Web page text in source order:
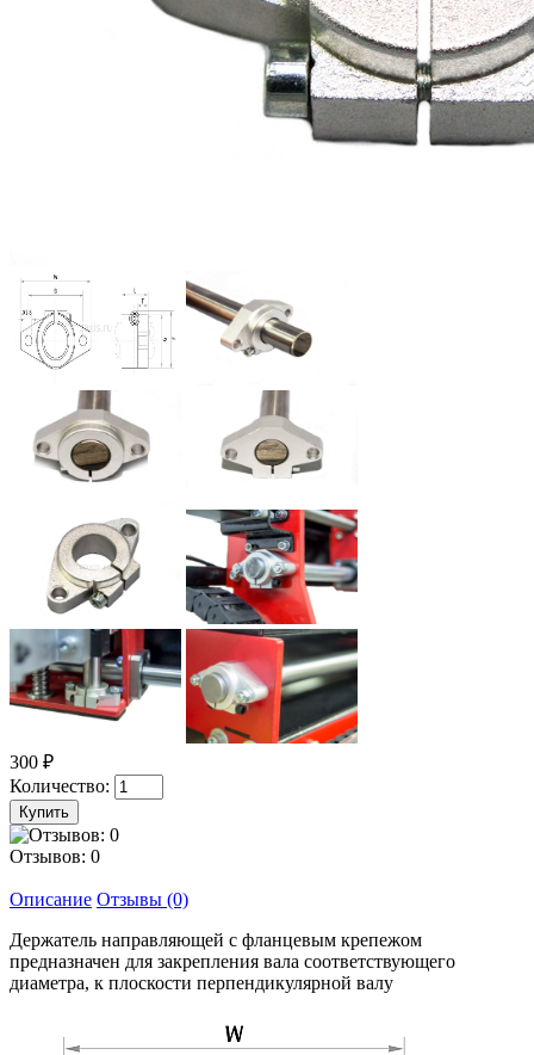
300 ₽
Количество:
Отзывов: 0
Описание Отзывы (0)
Держатель направляющей с фланцевым крепежом
предназначен для закрепления вала соответствующего
диаметра, к плоскости перпендикулярной валу